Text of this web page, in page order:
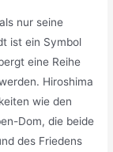
nur seine
ist ein Symbol
eine Reihe
Hiroshima
wie den
Dom, die beide
des Friedens